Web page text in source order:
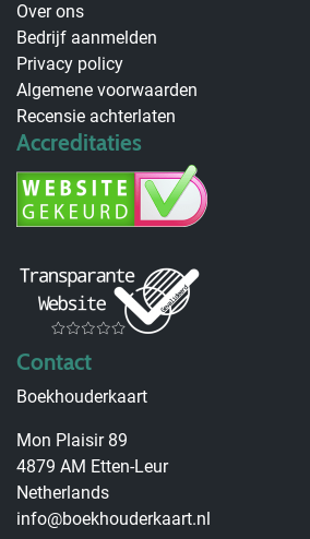
Over ons
Bedrijf aanmelden
Privacy policy
Algemene voorwaarden
Recensie achterlaten
Accreditaties
Contact
Boekhouderkaart
Mon Plaisir 89
4879 AM Etten-Leur
Netherlands
info@boekhouderkaart.nl